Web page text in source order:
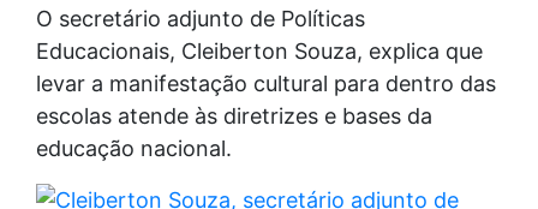
O secretário adjunto de Políticas
Educacionais, Cleiberton Souza, explica que
levar a manifestação cultural para dentro das
escolas atende às diretrizes e bases da
educação nacional.